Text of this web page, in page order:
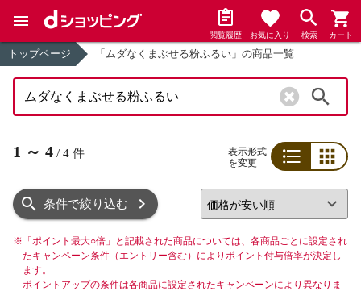
閲覧履歴 お気に入り 検索 カート
トップページ 「ムダなくまぶせる粉ふるい」の商品一覧
1 ～ 4 / 4 件
表示形式
を変更
条件で絞り込む
※ 「ポイント最大○倍」と記載された商品については、各商品ごとに設定され
たキャンペーン条件（エントリー含む）によりポイント付与倍率が決定し
ます。
ポイントアップの条件は各商品に設定されたキャンペーンにより異なりま